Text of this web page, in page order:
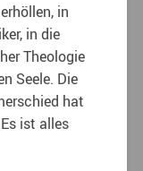
in
in die
Theologie
Seele. Die
hat
ist alles